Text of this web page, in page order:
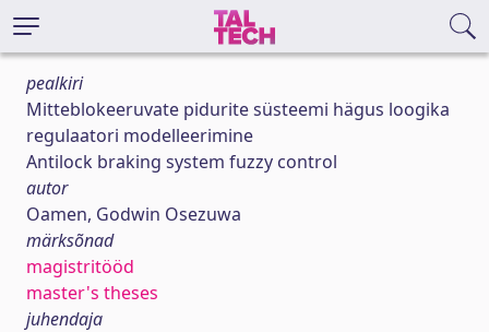
pealkiri
Mitteblokeeruvate pidurite süsteemi hägus loogika
regulaatori modelleerimine
Antilock braking system fuzzy control
autor
Oamen, Godwin Osezuwa
märksõnad
magistritööd
master's theses
juhendaja